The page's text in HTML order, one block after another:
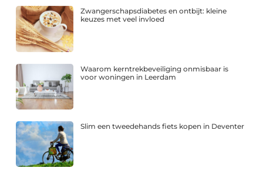
Zwangerschapsdiabetes en ontbijt: kleine
keuzes met veel invloed
Waarom kerntrekbeveiliging onmisbaar is
voor woningen in Leerdam
Slim een tweedehands fiets kopen in Deventer